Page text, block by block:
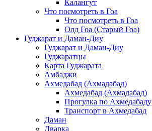
Калангут
Что посмотреть в Гоа
Что посмотреть в Гоа
Олд Гоа (Старый Гоа)
Гуджарат и Даман-Диу
Гуджарат и Даман-Диу
Гуджаратцы
Карта Гуджарата
Амбаджи
Ахмедабад (Ахмадабад)
Ахмедабад (Ахмадабад)
Прогулка по Ахмедабаду
Транспорт в Ахмедабад
Даман
Дварка